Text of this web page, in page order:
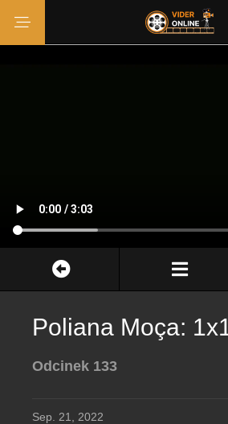
Poliana Moça:
Odcinek 133
Sep. 21, 2022